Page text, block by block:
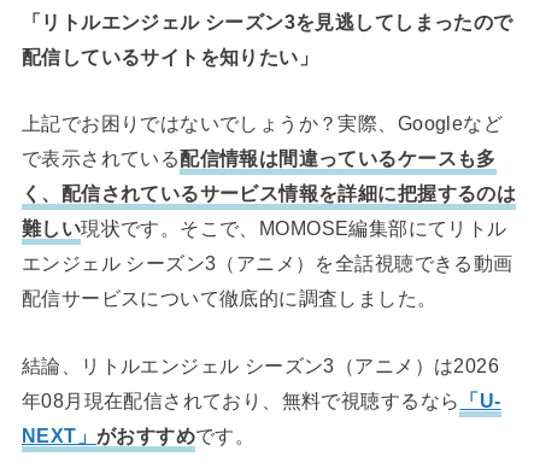
「リトルエンジェル シーズン3を見逃してしまったので
配信しているサイトを知りたい」
上記でお困りではないでしょうか？実際、Googleなど
で表示されている配信情報は間違っているケースも多
く、配信されているサービス情報を詳細に把握するのは
難しい現状です。そこで、MOMOSE編集部にてリトル
エンジェル シーズン3（アニメ）を全話視聴できる動画
配信サービスについて徹底的に調査しました。
結論、リトルエンジェル シーズン3（アニメ）は2026
年08月現在配信されており、無料で視聴するなら
「U-
NEXT」 がおすすめです。